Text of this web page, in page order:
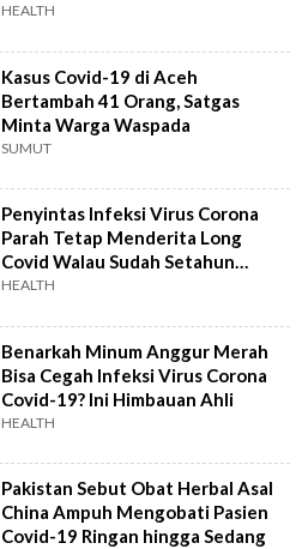
HEALTH
Kasus Covid-19 di Aceh
Bertambah 41 Orang, Satgas
Minta Warga Waspada
SUMUT
Penyintas Infeksi Virus Corona
Parah Tetap Menderita Long
Covid Walau Sudah Setahun
Sembuh
HEALTH
Benarkah Minum Anggur Merah
Bisa Cegah Infeksi Virus Corona
Covid-19? Ini Himbauan Ahli
HEALTH
Pakistan Sebut Obat Herbal Asal
China Ampuh Mengobati Pasien
Covid-19 Ringan hingga Sedang